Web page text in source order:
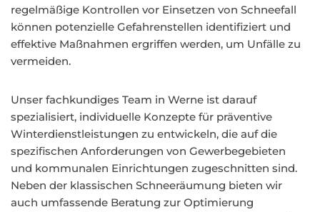
regelmäßige Kontrollen vor Einsetzen von Schneefall
können potenzielle Gefahrenstellen identifiziert und
effektive Maßnahmen ergriffen werden, um Unfälle zu
vermeiden.
Unser fachkundiges Team in Werne ist darauf
spezialisiert, individuelle Konzepte für präventive
Winterdienstleistungen zu entwickeln, die auf die
spezifischen Anforderungen von Gewerbegebieten
und kommunalen Einrichtungen zugeschnitten sind.
Neben der klassischen Schneeräumung bieten wir
auch umfassende Beratung zur Optimierung